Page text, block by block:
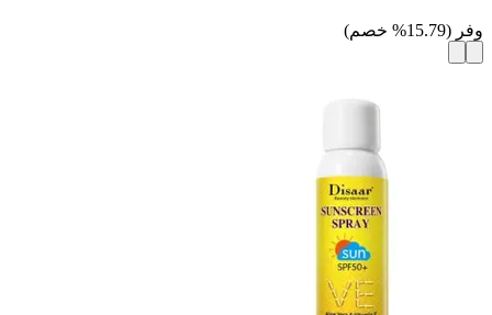
وفر (
15.79
% خصم)